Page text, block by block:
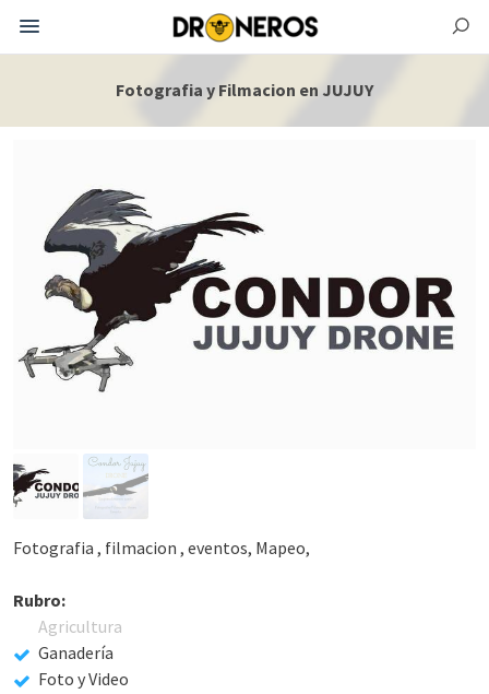
Fotografia y Filmacion en JUJUY
Fotografia , filmacion , eventos, Mapeo,
Rubro:
Agricultura
Ganadería
Foto y Video